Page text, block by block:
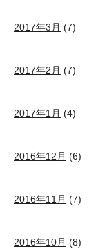
2017年3月 (7)
2017年2月 (7)
2017年1月 (4)
2016年12月 (6)
2016年11月 (7)
2016年10月 (8)